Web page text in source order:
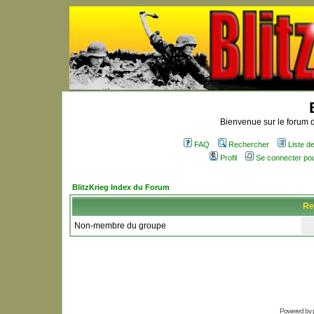
Bienvenue sur le forum
FAQ Rechercher
Liste
Profil
Se connecter
BlitzKrieg Index du Forum
Non-membre du groupe
Powered by